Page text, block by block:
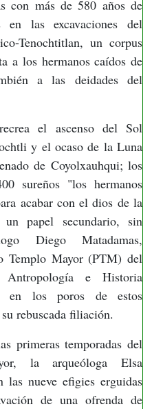
con más de 580 años de
en las excavaciones del
Tenochtitlan, un corpus
a los hermanos caídos de
a las deidades del
el ascenso del Sol
y el ocaso de la Luna
de Coyolxauhqui; los
sureños "los hermanos
acabar con el dios de la
un papel secundario, sin
Diego Matadamas,
Templo Mayor (PTM) del
e Historia
en los poros de estos
rebuscada filiación.
primeras temporadas del
la arqueóloga Elsa
las nueve efigies erguidas
de una ofrenda de